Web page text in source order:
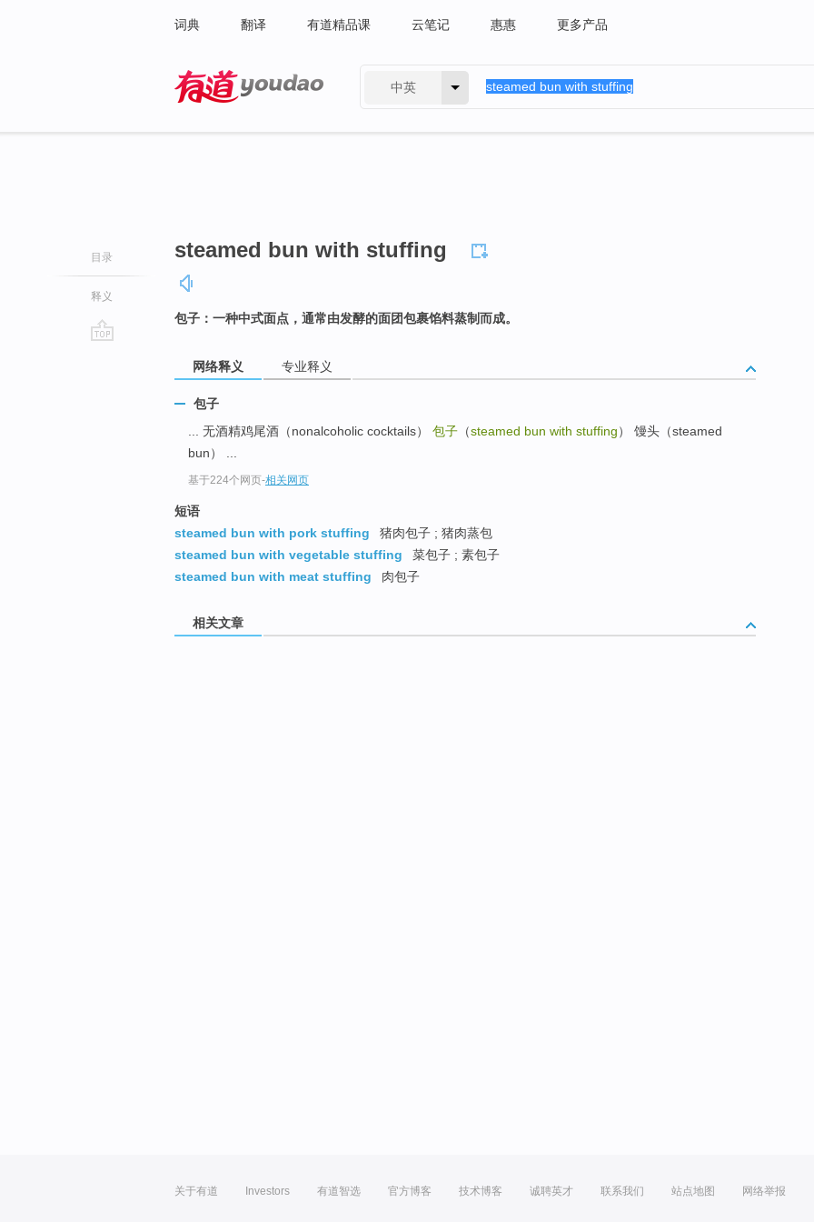
词典 翻译 有道精品课 云笔记 惠惠 更多产品
中英
目录
释义
steamed bun with stuffing
包子：一种中式面点，通常由发酵的面团包裹馅料蒸制而成。
网络释义 专业释义
包子
... 无酒精鸡尾酒（nonalcoholic cocktails） 包子 （steamed bun with stuffing） 馒头（steamed
bun） ...
基于224个网页-相关网页
短语
steamed bun with pork stuffing
猪肉包子 ; 猪肉蒸包
steamed bun with vegetable stuffing
菜包子 ; 素包子
steamed bun with meat stuffing
肉包子
相关文章
关于有道 Investors 有道智选 官方博客 技术博客 诚聘英才 联系我们 站点地图 网络举报